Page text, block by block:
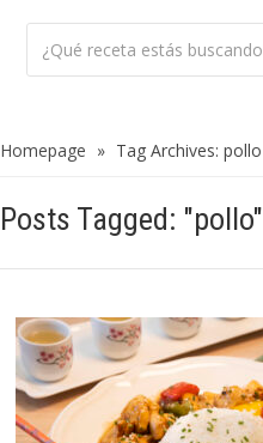
Homepage » Tag Archives: pollo
Posts Tagged: "pollo"